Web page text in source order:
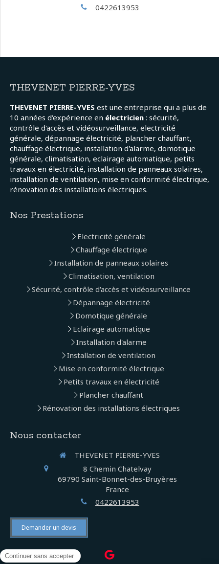
0422613953
THEVENET PIERRE-YVES
THEVENET PIERRE-YVES est une entreprise qui a plus de
10 années d'expérience en électricien : sécurité,
contrôle d'accès et vidéosurveillance, electricité
générale, dépannage électricité, plancher chauffant,
chauffage électrique, installation d'alarme, domotique
générale, climatisation, eclairage automatique, petits
travaux en électricité, installation de panneaux solaires,
installation de ventilation, mise en conformité électrique,
rénovation des installations électriques.
Nos Prestations
Electricité générale
Chauffage électrique
Installation de panneaux solaires
Climatisation, ventilation
Sécurité, contrôle d'accès et vidéosurveillance
Dépannage électricité
Domotique générale
Eclairage automatique
Installation d'alarme
Installation de ventilation
Mise en conformité électrique
Petits travaux en électricité
Plancher chauffant
Rénovation des installations électriques
Nous contacter
THEVENET PIERRE-YVES
8 Chemin Chatelvay
69790 Saint-Bonnet-des-Bruyères
France
0422613953
Demander un devis